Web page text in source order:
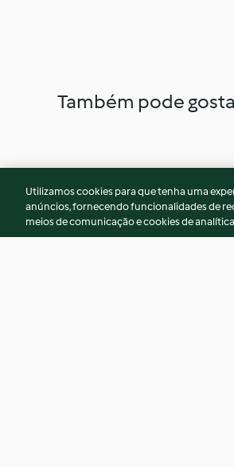
Também pode
Utilizamos cookies para que tenha uma
anúncios, fornecendo funcionalidades de
meios de comunicação e cookies de